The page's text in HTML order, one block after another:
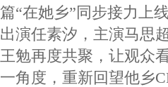
篇“在她乡”同步接力上
出演任素汐，主演马思
王勉再度共聚，让观众
一角度，重新回望他乡